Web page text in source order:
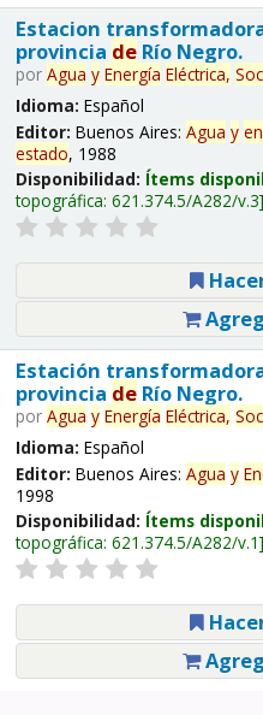
Estacion
provincia deRío Negro.
por Agua y Energía Eléctrica,
Idioma: Español
Editor: Buenos Aires: Agua y
estado, 1988
Disponibilidad: Ítems
topográfica: 621.374.5/A282/v.3
Estación
provincia deRío Negro.
por Agua y Energía Eléctrica,
Idioma: Español
Editor: Buenos Aires: Agua y
1998
Disponibilidad: Ítems
topográfica: 621.374.5/A282/v.1